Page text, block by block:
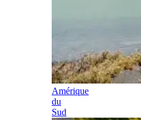
Amérique
du
Sud